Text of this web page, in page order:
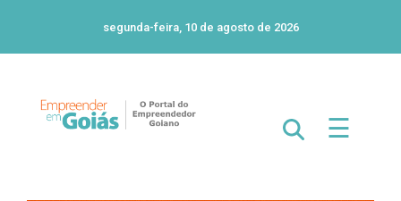
segunda-feira, 10 de agosto de 2026
☰